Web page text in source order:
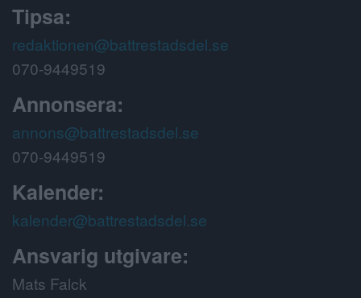
Tipsa:
redaktionen@battrestadsdel.se
070-9449519
Annonsera:
annons@battrestadsdel.se
070-9449519
Kalender:
kalender@battrestadsdel.se
Ansvarig utgivare:
Mats Falck